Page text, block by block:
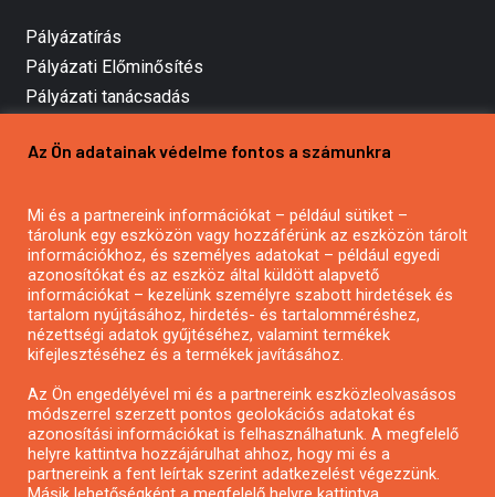
Pályázatírás
Pályázati Előminősítés
Pályázati tanácsadás
Mezőgazdasági pályázatírás
Pályázatírás civil szervezeteknek
Pályázatírás önkormányzatoknak
Pályázatfigyelés
Specifikus pályázatfigyelés vagy hírlevél
Pályázatok magánszemélyeknek
Pályázatok civil szervezeteknek
Az Ön adatainak védelme fontos a számunkra
Mi és a partnereink információkat – például sütiket –
tárolunk egy eszközön vagy hozzáférünk az eszközön tárolt
információkhoz, és személyes adatokat – például egyedi
azonosítókat és az eszköz által küldött alapvető
információkat – kezelünk személyre szabott hirdetések és
tartalom nyújtásához, hirdetés- és tartalomméréshez,
nézettségi adatok gyűjtéséhez, valamint termékek
kifejlesztéséhez és a termékek javításához.
Az Ön engedélyével mi és a partnereink eszközleolvasásos
módszerrel szerzett pontos geolokációs adatokat és
azonosítási információkat is felhasználhatunk. A megfelelő
helyre kattintva hozzájárulhat ahhoz, hogy mi és a
partnereink a fent leírtak szerint adatkezelést végezzünk.